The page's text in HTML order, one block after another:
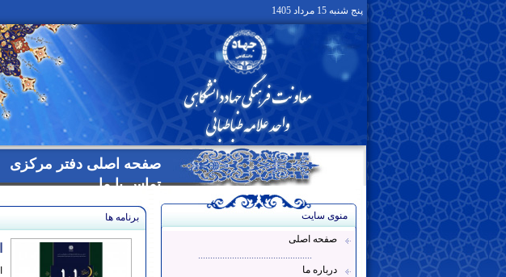
پنج شنبه 15 مرداد 1405
صفحه اصلی دفتر مرکزی
تماس با ما
منوی سایت
صفحه اصلی
...............................................
درباره ما
برنامه ها